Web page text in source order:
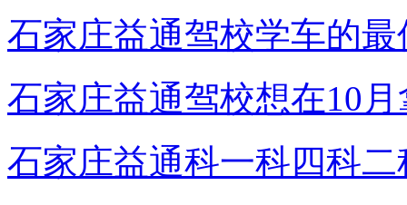
石家庄益通驾校学车的最
石家庄益通驾校想在10
石家庄益通科一科四科